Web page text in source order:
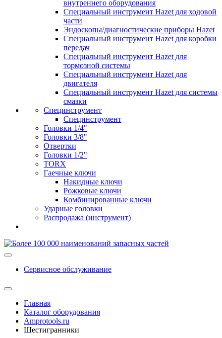
внутреннего оборудования
Специальный инструмент Hazet для ходовой
части
Эндоскопы/диагностические приборы Hazet
Специальный инструмент Hazet для коробки
передач
Специальный инструмент Hazet для
тормозной системы
Специальный инструмент Hazet для
двигателя
Специальный инструмент Hazet для системы
смазки
Специнструмент
Специнструмент
Головки 1/4"
Головки 3/8"
Отвертки
Головки 1/2"
TORX
Гаечные ключи
Накидные ключи
Рожковые ключи
Комбинированные ключи
Ударные головки
Распродажа (инструмент)
Сервисное обслуживание
Главная
Каталог оборудования
Amprotools.ru
Шестигранники